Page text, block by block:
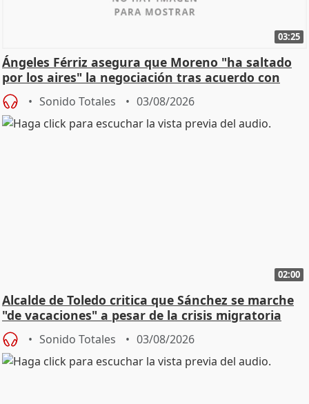
03:25
Ángeles Férriz asegura que Moreno "ha saltado
por los aires" la negociación tras acuerdo con
SMA
Sonido Totales 03/08/2026
02:00
Alcalde de Toledo critica que Sánchez se marche
"de vacaciones" a pesar de la crisis migratoria
Sonido Totales 03/08/2026